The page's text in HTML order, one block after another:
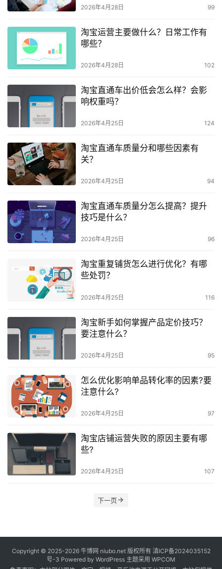
2026年4月28日 99
淘宝运营主要做什么？日常工作有
哪些？
2026年4月28日 102
淘宝直通车出价低会怎么样？会影
响权重吗？
2026年4月25日 124
淘宝直通车质量分和哪些因素有
关？
2026年4月25日 94
淘宝直通车质量分怎么提高？提升
技巧是什么？
2026年4月25日 96
淘宝重复铺货怎么进行优化？有哪
些处罚？
2026年4月25日 116
淘宝新手如何掌握产品定价技巧？
要注意什么？
2026年4月25日 95
怎么优化影响单品转化率的因素?要
注意什么?
2026年4月25日 97
淘宝店铺运营失败的原因主要有哪
些?
2026年4月25日 107
下一页
Copyright © 2025-2026 牛博网 niubo.net 版权所有 滇ICP备2024035152
号-3 Powered by WordPress 主题采用 WPCOM